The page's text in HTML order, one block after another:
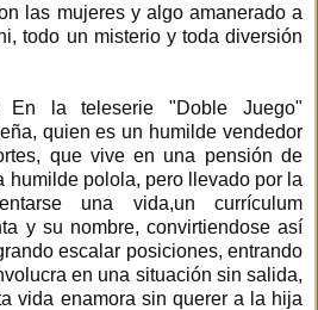
las mujeres y algo amanerado a
todo un misterio y toda diversión
En la teleserie "Doble Juego"
quien es un humilde vendedor
que vive en una pensión de
humilde polola, pero llevado por la
una vida,un currículum
y su nombre, convirtiendose así
escalar posiciones, entrando
en una situación sin salida,
vida enamora sin querer a la hija